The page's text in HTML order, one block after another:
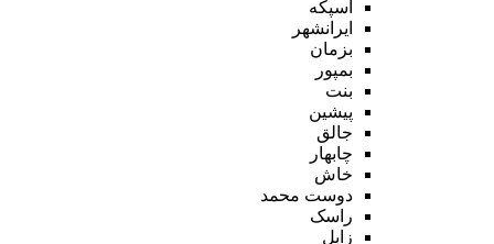
اسپکه
ایرانشهر
بزمان
بمپور
بنت
پیشین
جالق
چابهار
خاش
دوست محمد
راسک
زابل